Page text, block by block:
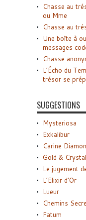
Chasse au
ou Mme
Chasse au
Une boîte à
messages
Chasse
L’Écho du
trésor se
SUGGESTIONS
Mysteriosa
Exkalibur
Carine
Gold & Crystal
Le jugement
L’Elixir d’Or
Lueur
Chemins
Fatum